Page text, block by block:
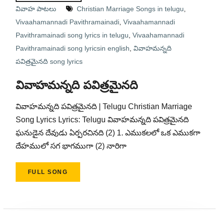
వివాహ పాటలు
Christian Marriage Songs in telugu
Vivaahamannadi Pavithramainadi, Vivaahamannadi
Pavithramainadi song lyrics in telugu Vivaahamannadi
Pavithramainadi song lyricsin english వివాహమన్నది
పవిత్రమైనది song lyrics
వివాహమన్నది పవిత్రమైనది
వివాహమన్నది పవిత్రమైనది | Telugu Christian Marriage
Song Lyrics Lyrics: Telugu వివాహమన్నది పవిత్రమైనది
ఘనుడైన దేవుడు ఏర్పరచినది (2) 1. ఎముకలలో ఒక ఎముకగా
దేహములో సగ భాగముగా (2) నారిగా
FULL SONG